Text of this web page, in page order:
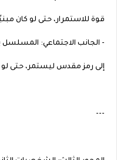
قوة للاستمرار، حتى لو كان
- الجانب الاجتماعي:
إلى رمز مقدس ليستمر، حتى لو
---